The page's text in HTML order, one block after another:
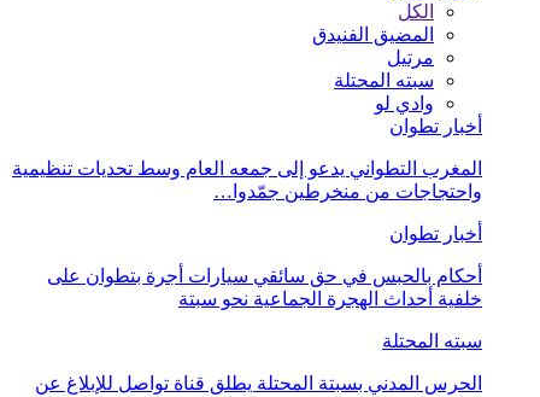
الكل
المضيق الفنيدق
مرتيل
سبته المحتلة
وادي لو
أخبار تطوان
المغرب التطواني يدعو إلى جمعه العام وسط تحديات تنظيمية
واحتجاجات من منخرطين جمّدوا…
أخبار تطوان
أحكام بالحبس في حق سائقي سيارات أجرة بتطوان على
خلفية أحداث الهجرة الجماعية نحو سبتة
سبته المحتلة
الحرس المدني بسبتة المحتلة يطلق قناة تواصل للإبلاغ عن